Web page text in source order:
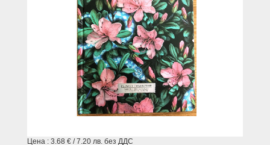
Цена : 3.68 € / 7.20 лв. без ДДС